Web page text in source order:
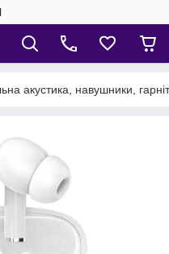
акустика, навушники,